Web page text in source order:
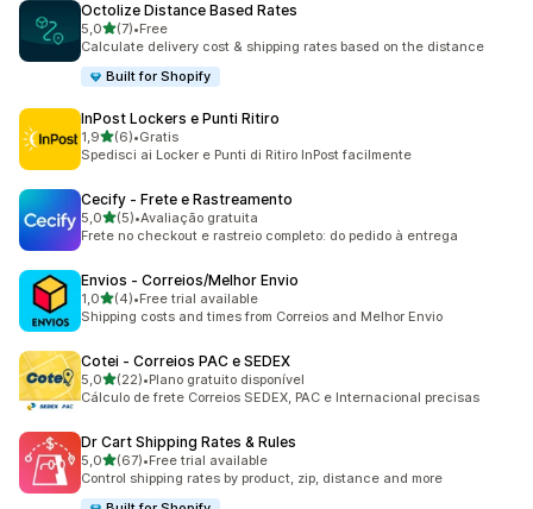
Octolize Distance Based Rates
5,0z 5 hvězd
(7)
Celkový počet recenzí: 7
•Free
Calculate delivery cost & shipping rates based on the distance
Built for Shopify
InPost Lockers e Punti Ritiro
1,9z 5 hvězd
(6)
Celkový počet recenzí: 6
•Gratis
Spedisci ai Locker e Punti di Ritiro InPost facilmente
Cecify ‑ Frete e Rastreamento
5,0z 5 hvězd
(5)
Celkový počet recenzí: 5
•Avaliação gratuita
Frete no checkout e rastreio completo: do pedido à entrega
Envios ‑ Correios/Melhor Envio
1,0z 5 hvězd
(4)
Celkový počet recenzí: 4
•Free trial available
Shipping costs and times from Correios and Melhor Envio
Cotei ‑ Correios PAC e SEDEX
5,0z 5 hvězd
(22)
Celkový počet recenzí: 22
•Plano gratuito disponível
Cálculo de frete Correios SEDEX, PAC e Internacional precisas
Dr Cart Shipping Rates & Rules
5,0z 5 hvězd
(67)
Celkový počet recenzí: 67
•Free trial available
Control shipping rates by product, zip, distance and more